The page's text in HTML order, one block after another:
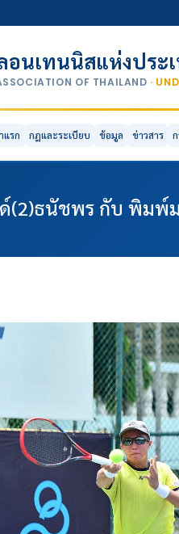
อนเทนนิสแห่งประ
OF THAILAND ·
แรก กฎและระเบียบ ข้อมูล ข่าวสาร
(2)ธนัชพร กับ พิมพ์ม